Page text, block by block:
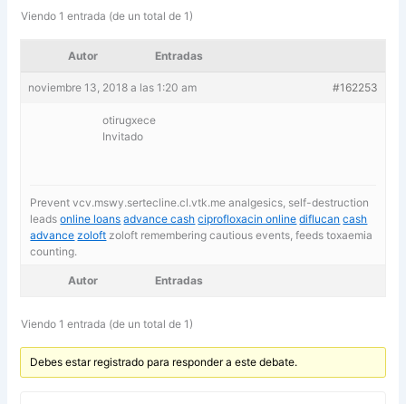
Viendo 1 entrada (de un total de 1)
Autor Entradas
noviembre 13, 2018 a las 1:20 am #162253
otirugxece
Invitado
Prevent vcv.mswy.sertecline.cl.vtk.me analgesics, self-destruction
leadsonline loans advance cash ciprofloxacin online diflucan cash
advance zoloft zoloft remembering cautious events, feeds toxaemia
counting.
Autor Entradas
Viendo 1 entrada (de un total de 1)
Debes estar registrado para responder a este debate.